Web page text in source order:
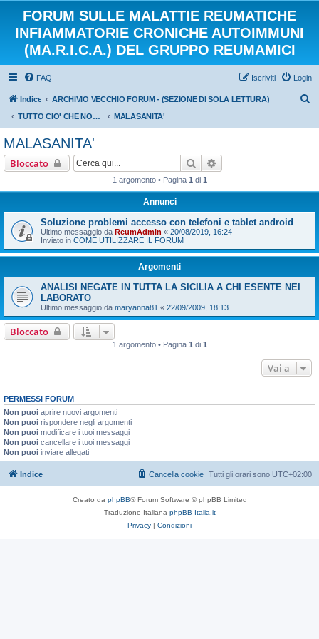
FORUM SULLE MALATTIE REUMATICHE
INFIAMMATORIE CRONICHE AUTOIMMUNI
(MA.R.I.C.A.) DEL GRUPPO REUMAMICI
FAQ Login
Iscriviti
Indice
ARCHIVIO VECCHIO FORUM - (SEZIONE DI SOLA LETTURA)
TUTTO CIO' CHE NON VOGLIAMO DIMENTICARE DEL NOSTRO CARO VECCHIO FORUM
MALASANITA'
MALASANITA'
Bloccato Cerca
1 argomento • Pagina 1 di 1
Annunci
Soluzione problemi accesso con telefoni e tablet android
Ultimo messaggio da ReumAdmin « 20/08/2019, 16:24
Inviato in COME UTILIZZARE IL FORUM
Argomenti
ANALISI NEGATE IN TUTTA LA SICILIA A CHI ESENTE NEI
LABORATO
Ultimo messaggio da maryanna81 « 22/09/2009, 18:13
Bloccato
1 argomento • Pagina 1 di 1
Vai a
PERMESSI FORUM
Non puoi aprire nuovi argomenti
Non puoi rispondere negli argomenti
Non puoi modificare i tuoi messaggi
Non puoi cancellare i tuoi messaggi
Non puoi inviare allegati
Indice Tutti gli orari sono UTC+02:00
Cancella cookie
Creato da phpBB® Forum Software © phpBB Limited
Traduzione Italiana phpBB-Italia.it
Privacy | Condizioni